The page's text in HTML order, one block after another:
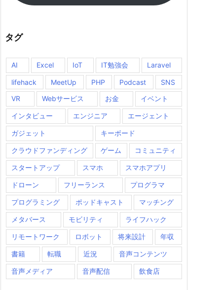
タグ
AI Excel IoT IT勉強会 Laravel
lifehack MeetUp PHP Podcast
SNS
VR
Webサービス お金 イベント
インタビュー エンジニア エージェント
ガジェット キーボード
クラウドファンディング ゲーム コミュニティ
スタートアップ スマホ スマホアプリ
ドローン フリーランス プログラマ
プログラミング ポッドキャスト マッチング
メタバース モビリティ ライフハック
リモートワーク ロボット 将来設計 年収
書籍 転職 近況 音声コンテンツ
音声メディア 音声配信 飲食店